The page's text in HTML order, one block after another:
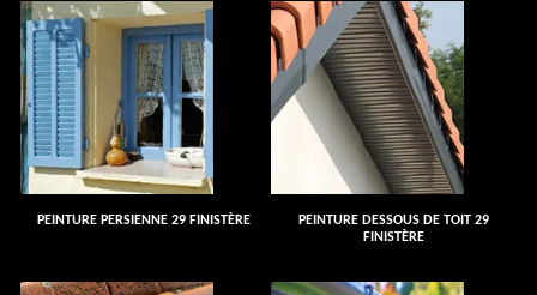
PEINTURE PERSIENNE 29 FINISTÈRE
PEINTURE DESSOUS DE TOIT 29
FINISTÈRE